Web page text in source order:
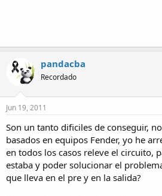
pandacba
Recordado
Jun 19, 2011
Son un tanto dificiles de conseguir,
basados en equipos Fender, yo he
en todos los casos releve el circuito,
estaba y poder solucionar el
que lleva en el pre y en la salida?